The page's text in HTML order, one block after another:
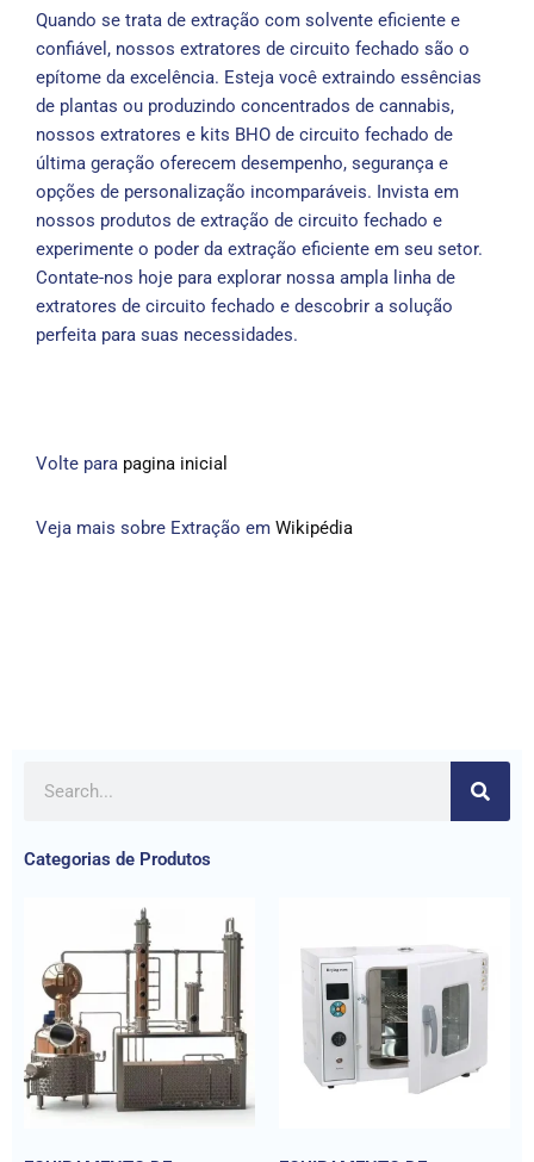
Quando se trata de extração com solvente eficiente e
confiável, nossos extratores de circuito fechado são o
epítome da excelência. Esteja você extraindo essências
de plantas ou produzindo concentrados de cannabis,
nossos extratores e kits BHO de circuito fechado de
última geração oferecem desempenho, segurança e
opções de personalização incomparáveis. Invista em
nossos produtos de extração de circuito fechado e
experimente o poder da extração eficiente em seu setor.
Contate-nos hoje para explorar nossa ampla linha de
extratores de circuito fechado e descobrir a solução
perfeita para suas necessidades.
Volte para pagina inicial
Veja mais sobre Extração em Wikipédia
Categorias de Produtos